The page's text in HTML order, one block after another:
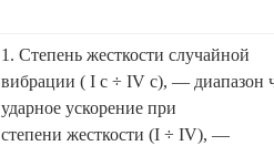
1. Степень жесткости случайной
вибрации ( I с ÷ IV с), — диапазон
ударное ускорение при
степени жесткости (I ÷ IV), —